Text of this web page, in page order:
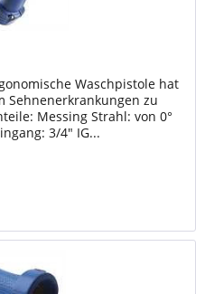
Waschpistole hat
Sehnenerkrankungen zu
Messing Strahl: von 0°
3/4" IG...